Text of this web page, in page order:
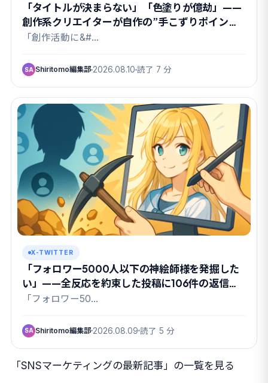
「タイトルが決まらない」「色塗りが億劫」——
創作系クリエイターが自作の”手こずりポイン
ト”を吐き出すハッシュタグ
「創作活動に&#…
SA Shiritomo編集部 2026.08.10 読了 7 分
X-TWITTER
「フォロワー5000人以下の神絵師様を発掘した
い」——全反応を約束した投稿に106件の返信が
集まった理由
「フォロワー50…
SA Shiritomo編集部 2026.08.09 読了 5 分
「SNSマーケティングの最新記事」の一覧を見る